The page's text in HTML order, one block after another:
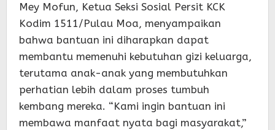
Mey Mofun, Ketua Seksi Sosial Persit KCK
Kodim 1511/Pulau Moa, menyampaikan
bahwa bantuan ini diharapkan dapat
membantu memenuhi kebutuhan gizi keluarga,
terutama anak-anak yang membutuhkan
perhatian lebih dalam proses tumbuh
kembang mereka. “Kami ingin bantuan ini
membawa manfaat nyata bagi masyarakat,”